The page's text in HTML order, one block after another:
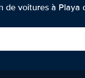
de voitures à Playa